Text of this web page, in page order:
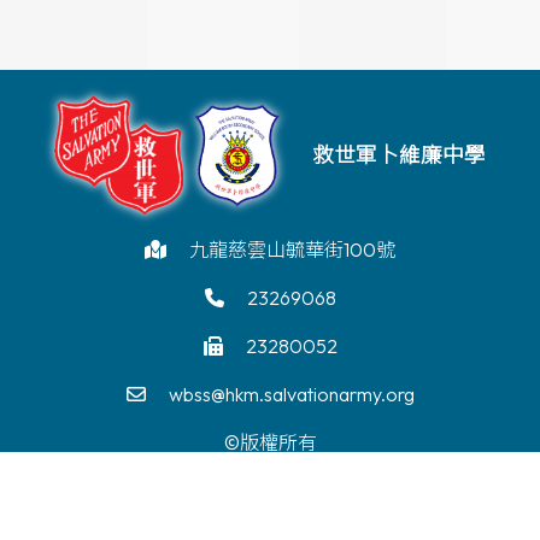
救世軍卜維廉中學
九龍慈雲山毓華街100號
23269068
23280052
wbss@hkm.salvationarmy.org
©版權所有